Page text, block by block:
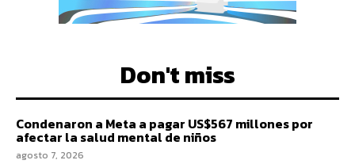
Don't miss
Condenaron a Meta a pagar US$567 millones por
afectar la salud mental de niños
agosto 7, 2026